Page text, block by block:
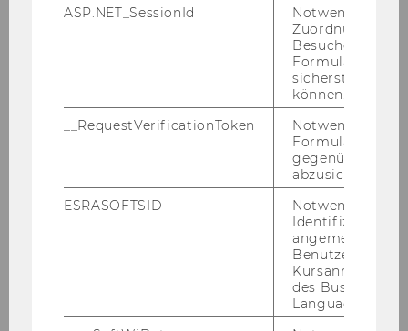
Professor KIT
ASP.NET_SessionId
Notwendig, um
Zuordnung von
Besucher zu
sicherstellen zu
können.
__RequestVerificationToken
Notwendig, um
gegenüber
abzusichern.
ESRASOFTSID
Notwendig zur
Identifizierung
angemeldeten
Benutzers im
des Business
Language